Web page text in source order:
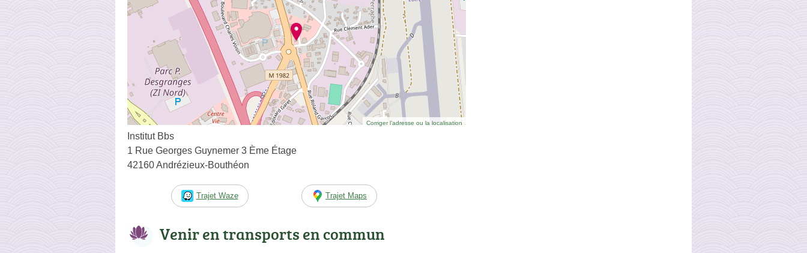
Corriger l’adresse ou la localisation
Institut Bbs
1 Rue Georges Guynemer 3 Ème Étage
42160 Andrézieux-Bouthéon
Trajet Waze Trajet Maps
Venir en transports en commun